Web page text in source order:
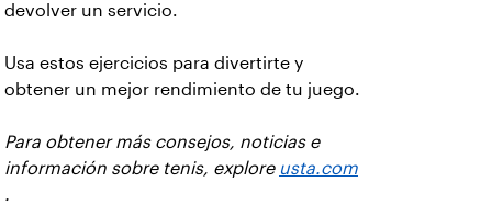
devolver un servicio.
Usa estos ejercicios para divertirte y
obtener un mejor rendimiento de tu juego.
Para obtener más consejos, noticias e
información sobre tenis, explore usta.com
.